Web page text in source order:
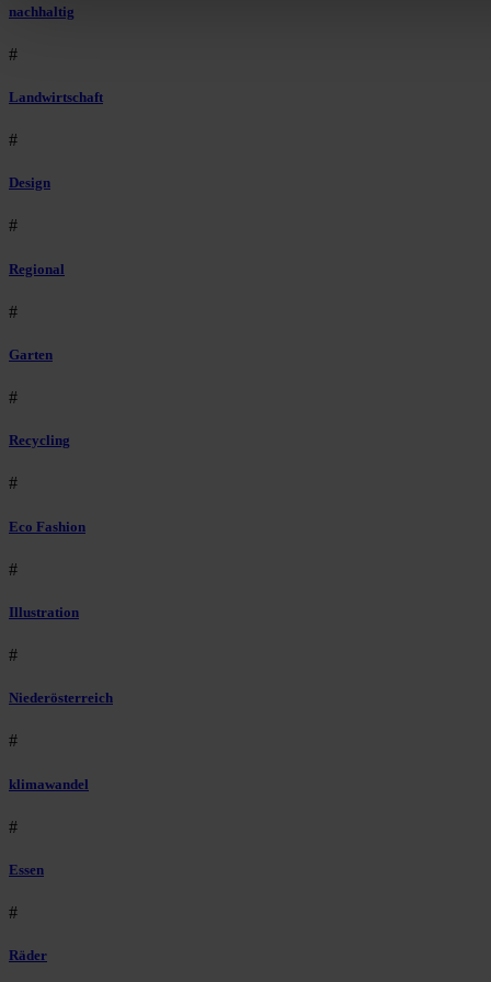
nachhaltig
#
Landwirtschaft
#
Design
#
Regional
#
Garten
#
Recycling
#
Eco Fashion
#
Illustration
#
Niederösterreich
#
klimawandel
#
Essen
#
Räder